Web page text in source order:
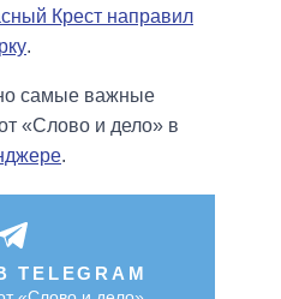
Крест направил
.
самые важные
«Слово и дело» в
.